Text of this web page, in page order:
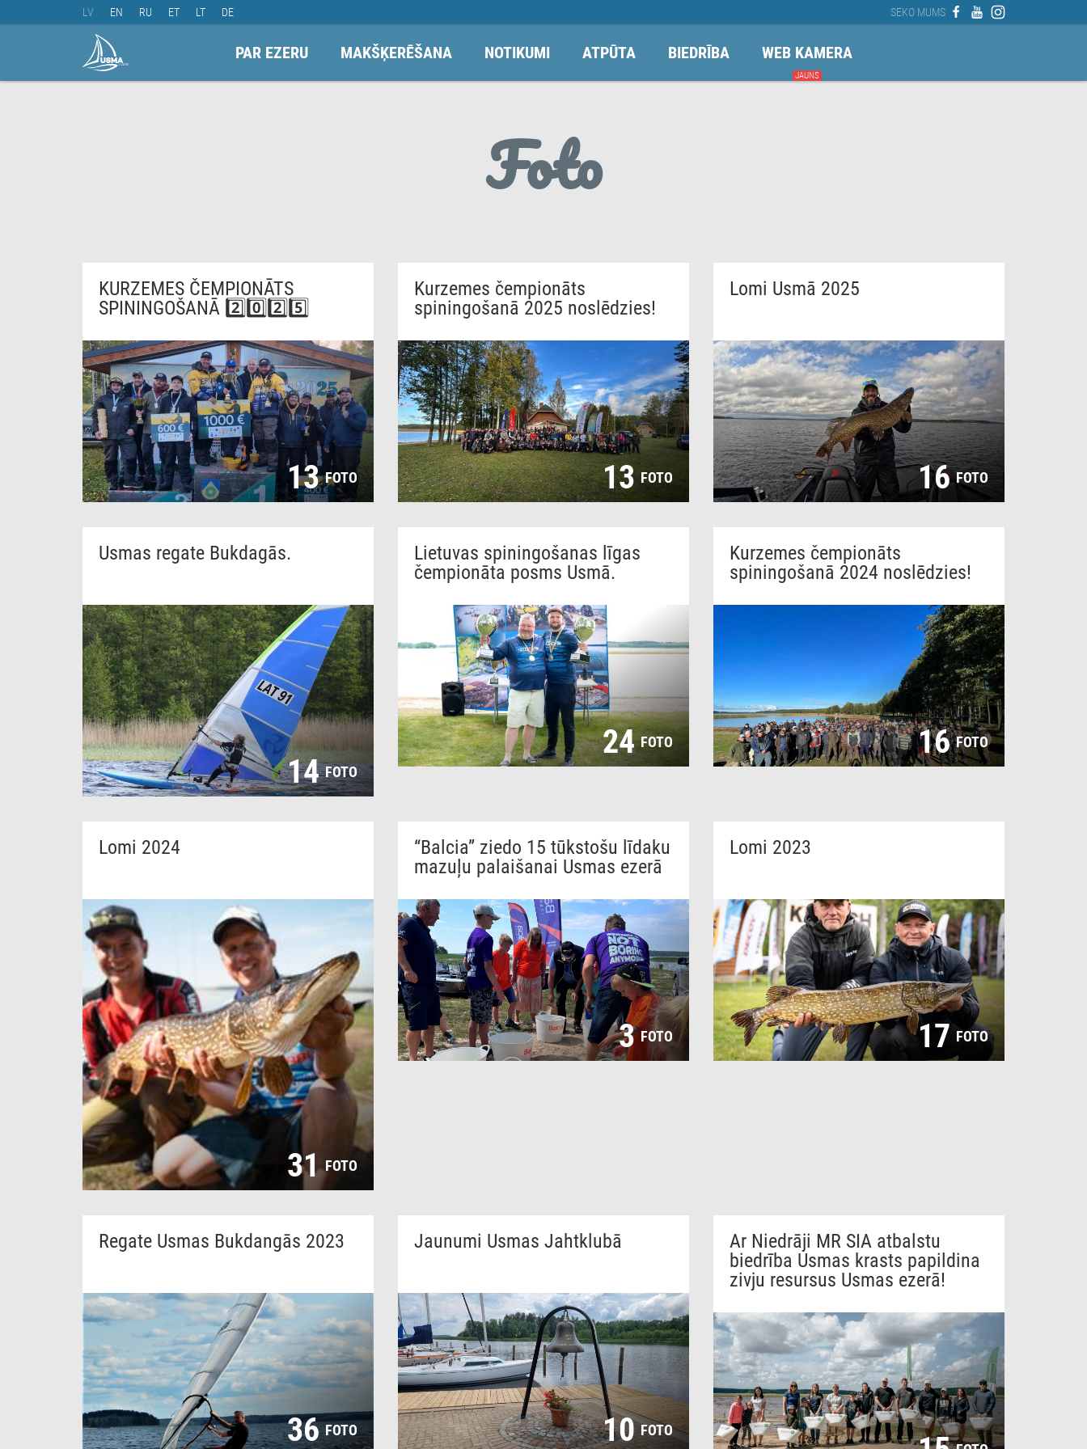
LV EN RU ET LT DE SEKO MUMS
PAR EZERU MAKŠĶERĒŠANA NOTIKUMI ATPŪTA BIEDRĪBA WEB KAMERA
JAUNS
Foto
KURZEMES ČEMPIONĀTS
SPININGOŠANĀ 2️⃣0️⃣2️⃣5️⃣
13 FOTO
Kurzemes čempionāts
spiningošanā 2025 noslēdzies!
13 FOTO
Lomi Usmā 2025
16 FOTO
Usmas regate Bukdagās.
14 FOTO
Lietuvas spiningošanas līgas
čempionāta posms Usmā.
24 FOTO
Kurzemes čempionāts
spiningošanā 2024 noslēdzies!
16 FOTO
Lomi 2024
31 FOTO
“Balcia” ziedo 15 tūkstošu līdaku
mazuļu palaišanai Usmas ezerā
3 FOTO
Lomi 2023
17 FOTO
Regate Usmas Bukdangās 2023
36 FOTO
Jaunumi Usmas Jahtklubā
10 FOTO
Ar Niedrāji MR SIA atbalstu
biedrība Usmas krasts papildina
zivju resursus Usmas ezerā!